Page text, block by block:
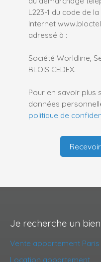
L223-1 du code de
Internet
adressé à :
Société Worldline,
BLOIS CEDEX.
Pour en savoir plus
données
politique de
Je recherche un bien
Vente appartement Paris
Location appartement